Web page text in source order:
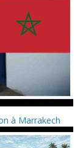
à Marrakech